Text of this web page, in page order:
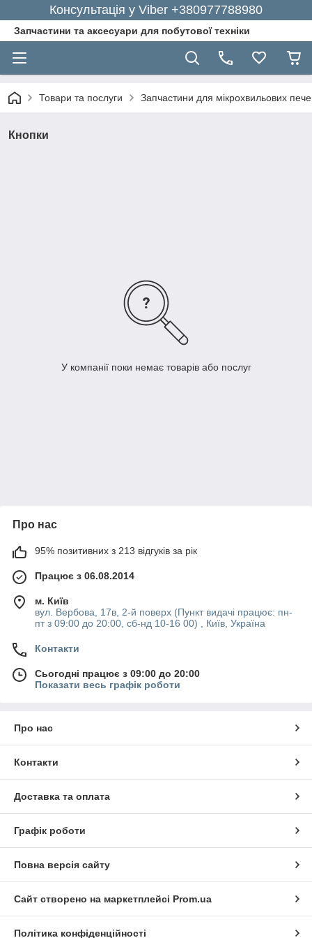
Консультація у Viber +380977788980
Запчастини та аксесуари для побутової техніки
Товари та послуги Запчастини для мікрохвильових
Кнопки
У компанії поки немає товарів або послуг
Про нас
95% позитивних з 213 відгуків за рік
Працює з 06.08.2014
м. Київ
вул. Вербова, 17в, 2-й поверх (Пункт видачі працює: пн-
пт з 09:00 до 20:00, сб-нд 10-16 00) , Київ, Україна
Контакти
Сьогодні працює з 09:00 до 20:00
Показати весь графік роботи
Про нас
Контакти
Доставка та оплата
Графік роботи
Повна версія сайту
Сайт створено на маркетплейсі Prom.ua
Політика конфіденційності